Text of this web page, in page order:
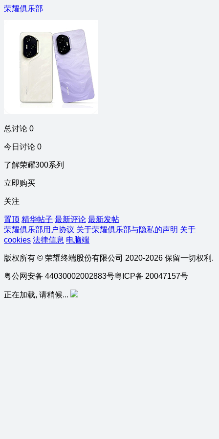
荣耀俱乐部
总讨论 0
今日讨论 0
了解荣耀300系列
立即购买
关注
置顶 精华帖子 最新评论 最新发帖
荣耀俱乐部用户协议 关于荣耀俱乐部与隐私的声明 关于
cookies 法律信息 电脑端
版权所有 © 荣耀终端股份有限公司 2020-2026 保留一切权利.
粤公网安备 44030002002883号粤ICP备 20047157号
正在加载, 请稍候...